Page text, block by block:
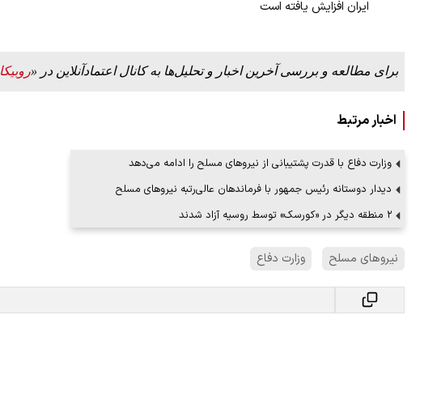
ایران افزایش یافته است
برای مطالعه و بررسی آخرین اخبار و تحلیل‌ها به کانال اعتمادآنلاین در «روبیکا
اخبار مرتبط
وزارت دفاع با قدرت پشتیبانی از نیروهای مسلح را ادامه می‌دهد
دیدار دوستانه رئیس جمهور با فرماندهان عالی‌رتبه نیروهای مسلح
۲ منطقه دیگر در «کورسک» توسط روسیه آزاد شدند
نیروهای مسلح وزارت دفاع